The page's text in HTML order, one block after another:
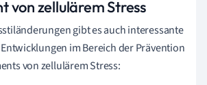
von zellulärem Stress
gibt es auch interessante
im Bereich der Prävention
von zellulärem Stress: